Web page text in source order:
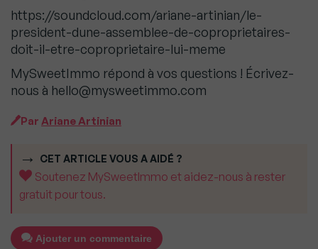
https://soundcloud.com/ariane-artinian/le-
president-dune-assemblee-de-coproprietaires-
doit-il-etre-coproprietaire-lui-meme
MySweetImmo répond à vos questions ! Écrivez-
nous à hello@mysweetimmo.com
Par Ariane Artinian
CET ARTICLE VOUS A AIDÉ ?
Soutenez MySweetImmo et aidez-nous à rester
gratuit pour tous.
Ajouter un commentaire